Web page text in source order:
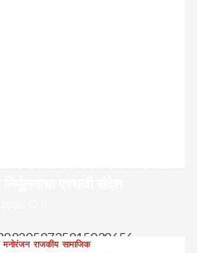
प्रभावी संदेश
मनोरंजन राजकीय सामाजिक